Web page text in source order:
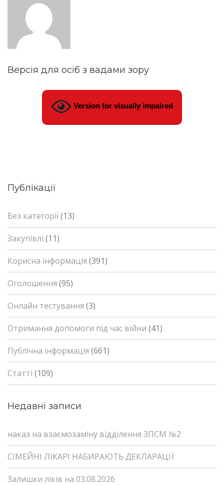
Версія для осіб з вадами зору
Version for visually impaired
Публікації
Без категорії(13)
Закупівлі (11)
Корисна інформація (391)
Оголошення (95)
Онлайн тестування (3)
Отримання допомоги під час війни (41)
Публічна інформація (661)
Статті (109)
Недавні записи
наказ на взаємозаміну відділення ЗПСМ №2
СІМЕЙНІ ЛІКАРІ НАБИРАЮТЬ ДЕКЛАРАЦІЇ
Залишки ліків на 03.08.2026